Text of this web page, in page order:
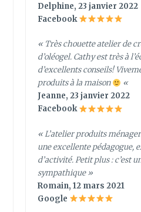
Delphine, 23 janvier 2022
Facebook
« Très chouette atelier de
d’oléogel. Cathy est très à
d’excellents conseils!
produits à la maison
«
Jeanne, 23 janvier 2022
Facebook
«L’atelier produits
une excellente pédagogue,
d’activité. Petit plus : c’est
sympathique»
Romain, 12 mars 2021
Google